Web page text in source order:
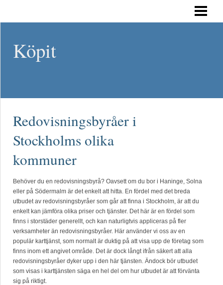
Köpit
Redovisningsbyråer i
Stockholms olika
kommuner
Behöver du en redovisningsbyrå? Oavsett om du bor i Haninge, Solna
eller på Södermalm är det enkelt att hitta. En fördel med det breda
utbudet av redovisningsbyråer som går att finna i Stockholm, är att du
enkelt kan jämföra olika priser och tjänster. Det här är en fördel som
finns i storstäder generellt, och kan naturligtvis appliceras på fler
verksamheter än redovisningsbyråer. Här använder vi oss av en
populär karttjänst, som normalt är duktig på att visa upp de företag som
finns inom ett angivet område. Det är dock långt ifrån säkert att alla
redovisningsbyråer dyker upp i den här tjänsten. Ändock bör utbudet
som visas i karttjänsten säga en hel del om hur utbudet är att förvänta
sig på riktigt.